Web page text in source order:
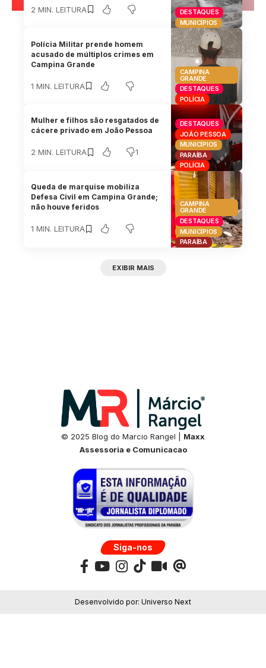
DESTAQUES
MUNICÍPIOS
2 MIN. LEITURA
CAMPINA
GRANDE
DESTAQUES
POLÍCIA
Polícia Militar prende homem
acusado de múltiplos crimes em
Campina Grande
1 MIN. LEITURA
DESTAQUES
JOÃO PESSOA
MUNICÍPIOS
PARAÍBA
POLÍCIA
Mulher e filhos são resgatados de
cácere privado em João Pessoa
2 MIN. LEITURA 1
CAMPINA
GRANDE
DESTAQUES
MUNICÍPIOS
PARAÍBA
Queda de marquise mobiliza
Defesa Civil em Campina Grande;
não houve feridos
1 MIN. LEITURA
EXIBIR MAIS
© 2025 Blog do Marcio Rangel | Maxx
Assessoria e Comunicacao
Siga-nos
Desenvolvido por: Universo Next